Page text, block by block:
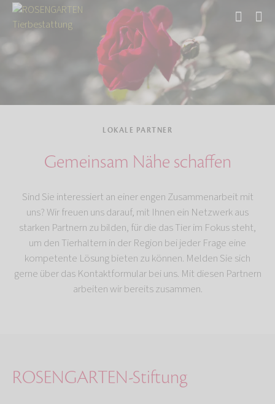
LOKALE PARTNER
Gemeinsam Nähe schaffen
Sind Sie interessiert an einer engen Zusammenarbeit mit
uns? Wir freuen uns darauf, mit Ihnen ein Netzwerk aus
starken Partnern zu bilden, für die das Tier im Fokus steht,
um den Tierhaltern in der Region bei jeder Frage eine
kompetente Lösung bieten zu können. Melden Sie sich
gerne über das Kontaktformular bei uns. Mit diesen Partnern
arbeiten wir bereits zusammen.
ROSENGARTEN-Stiftung